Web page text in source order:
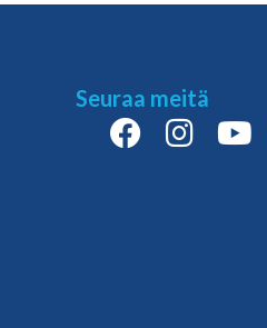
Seuraa meitä